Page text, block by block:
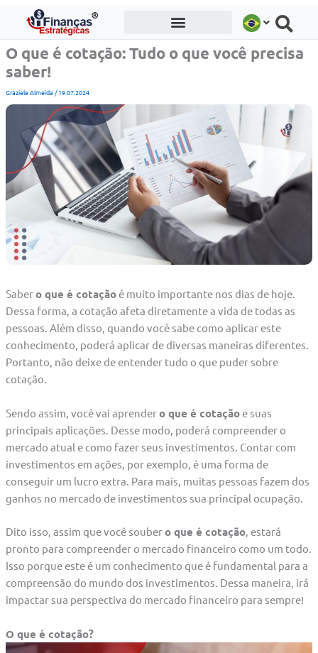
conteúdo
O que é cotação: Tudo o que você precisa
saber!
Graziele Almeida /19.07.2024
Sabero que é cotaçãoé muito importante nos dias de hoje.
Dessa forma, a cotação afeta diretamente a vida de todas as
pessoas. Além disso, quando você sabe como aplicar este
conhecimento, poderá aplicar de diversas maneiras diferentes.
Portanto, não deixe de entender tudo o que puder sobre
cotação.
Sendo assim, você vai aprendero que é cotaçãoe suas
principais aplicações. Desse modo, poderá compreender o
mercado atual e como fazer seus investimentos. Contar com
investimentos em ações, por exemplo, é uma forma de
conseguir um lucro extra. Para mais, muitas pessoas fazem dos
ganhos no mercado de investimentos sua principal ocupação.
Dito isso, assim que você soubero que é cotação, estará
pronto para compreender o mercado financeiro como um todo.
Isso porque este é um conhecimento que é fundamental para a
compreensão do mundo dos investimentos. Dessa maneira, irá
impactar sua perspectiva do mercado financeiro para sempre!
O que é cotação?